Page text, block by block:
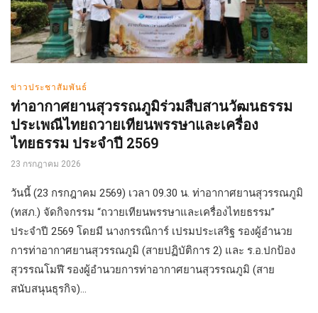
ข่าวประชาสัมพันธ์
ท่าอากาศยานสุวรรณภูมิร่วมสืบสานวัฒนธรรม
ประเพณีไทยถวายเทียนพรรษาและเครื่อง
ไทยธรรม ประจำปี 2569
23 กรกฎาคม 2026
วันนี้ (23 กรกฎาคม 2569) เวลา 09.30 น. ท่าอากาศยานสุวรรณภูมิ
(ทสภ.) จัดกิจกรรม “ถวายเทียนพรรษาและเครื่องไทยธรรม”
ประจำปี 2569 โดยมี นางกรรณิการ์ เปรมประเสริฐ รองผู้อำนวย
การท่าอากาศยานสุวรรณภูมิ (สายปฏิบัติการ 2) และ ร.อ.ปกป้อง
สุวรรณโมฬี รองผู้อำนวยการท่าอากาศยานสุวรรณภูมิ (สาย
สนับสนุนธุรกิจ)...